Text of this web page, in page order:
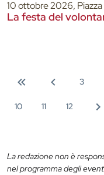
10 ottobre 2026,
La festa del
3
10 11 12
La redazione non è
nel programma degli